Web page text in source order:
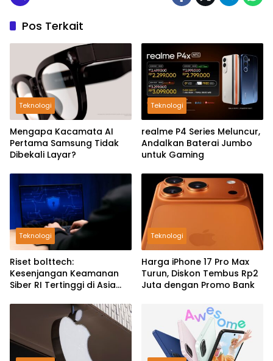
Pos Terkait
Teknologi
Mengapa Kacamata AI
Pertama Samsung Tidak
Dibekali Layar?
Teknologi
realme P4 Series Meluncur,
Andalkan Baterai Jumbo
untuk Gaming
Teknologi
Riset bolttech:
Kesenjangan Keamanan
Siber RI Tertinggi di Asia
Teknologi
Harga iPhone 17 Pro Max
Turun, Diskon Tembus Rp2
Juta dengan Promo Bank